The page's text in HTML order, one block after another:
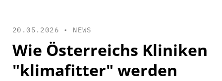
20.05.2026 • NEWS
Wie Österreichs Kliniken
"klimafitter" werden